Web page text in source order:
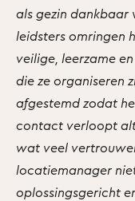
als gezin dankbaar
leidsters omringen
veilige, leerzame
die ze organiseren
afgestemd zodat
contact verloopt
wat veel
locatiemanager
oplossingsgericht